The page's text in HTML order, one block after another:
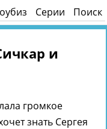
Серии Поиск
и
громкое
знать Сергея